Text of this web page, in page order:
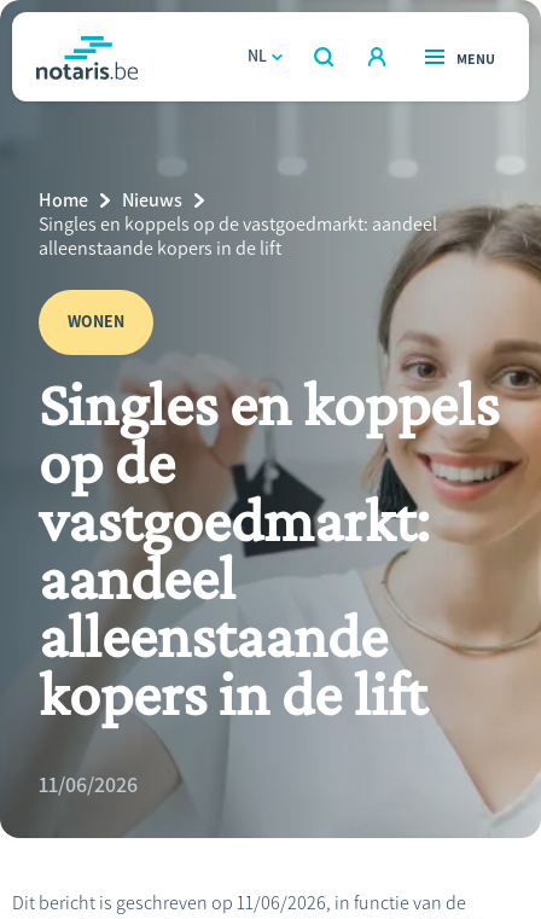
Overslaan
naar
gaan
notaris.behomepage
NL
OPEN
ZOEKEN
OPEN
MENU
Relatie & samenleven
Erven & schenken
Ondernemen
Over de notaris
Rekenmodules
Breadcrumb
Home
Nieuws
Current
Page:
Singles en koppels op de vastgoedmarkt: aandeel
alleenstaande kopers in de lift
WONEN
Singles en koppels
op de
vastgoedmarkt:
aandeel
alleenstaande
kopers in de lift
11/06/2026
Dit bericht is geschreven op 11/06/2026, in functie van de